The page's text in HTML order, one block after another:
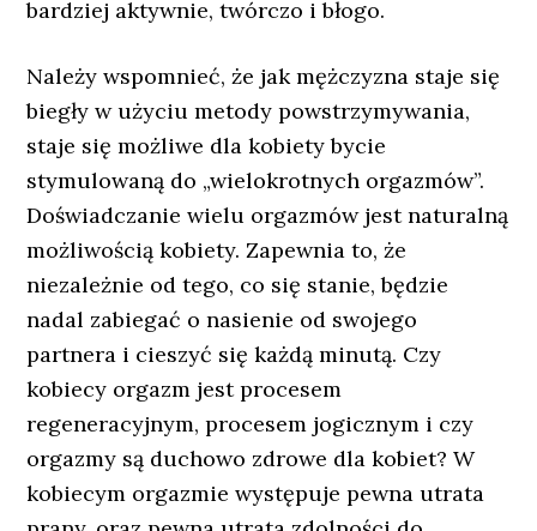
bardziej aktywnie, twórczo i błogo.
Należy wspomnieć, że jak mężczyzna staje się
biegły w użyciu metody powstrzymywania,
staje się możliwe dla kobiety bycie
stymulowaną do „wielokrotnych orgazmów”.
Doświadczanie wielu orgazmów jest naturalną
możliwością kobiety. Zapewnia to, że
niezależnie od tego, co się stanie, będzie
nadal zabiegać o nasienie od swojego
partnera i cieszyć się każdą minutą. Czy
kobiecy orgazm jest procesem
regeneracyjnym, procesem jogicznym i czy
orgazmy są duchowo zdrowe dla kobiet? W
kobiecym orgazmie występuje pewna utrata